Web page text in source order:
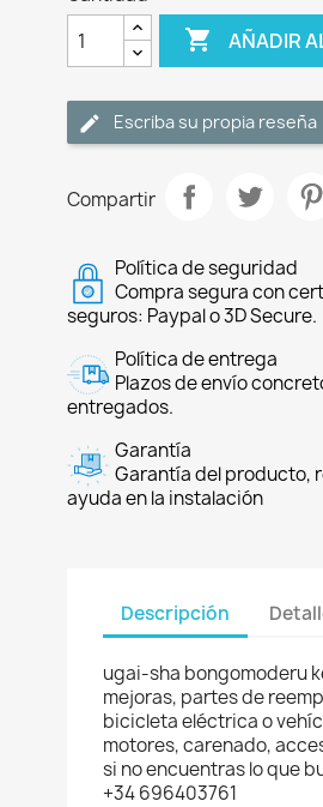
 AÑADIR
Escriba su propia reseña
Compartir
Política de seguridad
Compra segura con
seguros: Paypal o 3D Secure.
Política de entrega
Plazos de envío
entregados.
Garantía
Garantía del producto,
ayuda en la instalación
Descripción
ugai-sha bongomoderu
mejoras, partes de
bicicleta eléctrica o
motores, carenado,
si no encuentras lo que
+34 696403761